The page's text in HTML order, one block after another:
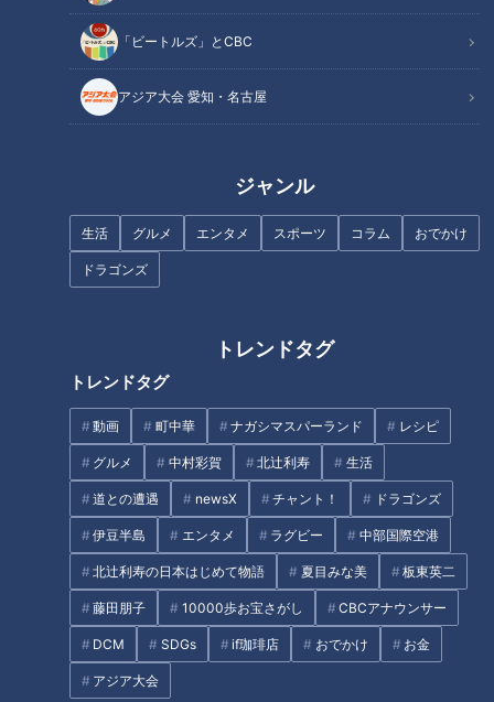
「ビートルズ」とCBC
アジア大会 愛知・名古屋
ジャンル
生活 グルメ エンタメ スポーツ コラム おでかけ
ドラゴンズ
トレンドタグ
トレンドタグ
動画 町中華 ナガシマスパーランド レシピ
グルメ 中村彩賀 北辻利寿 生活
道との遭遇 newsX チャント！ ドラゴンズ
伊豆半島 エンタメ ラグビー 中部国際空港
北辻利寿の日本はじめて物語 夏目みな美 板東英二
藤田朋子 10000歩お宝さがし CBCアナウンサー
DCM SDGs if珈琲店 おでかけ お金
アジア大会
気づけば暦は師走。今年もあと一か月となり、街を歩けばどこ
もかしこもクリスマスソングが流れる季節に。野球界でいえば
日本シリーズ終了後、FAそしてトレードなどチーム移籍をメ
力はいかに”とファンにとっては楽しみな期間となるわけだ
FA選手を獲得することもなく、新外国人選手ジェーソン・ボ
スラー内野手の入団合意、そしてホークスを退団した三浦瑞樹
と燃え盛るとまでにはいっていないのが現状だ。また絶対的守
護神ライデル・マルティネス投手が保留者名簿から外れ不安が
増す中、3年連続最下位という低迷状態から抜け出すために
も、他チームより力を入れての補強を施さねばいけないはず。
それにも関わらず、補強がなかなか進まない動きの鈍さには歯
がゆさを感じてならない。ただトレードなどは相手があっての
もの。水面下で進んでいる話があると信じ、今しばらく動向を
注目していきたい。